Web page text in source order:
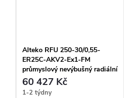
Alteko RFU 250-30/0,55-
ER25C-AKV2-Ex1-FM
průmyslový nevýbušný radiální
ventilátor s přímým pohonem
AC
60 427 Kč
1-2 týdny